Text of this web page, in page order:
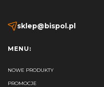
sklep@bispol.pl
Linki w stopce
MENU:
NOWE PRODUKTY
PROMOCJE